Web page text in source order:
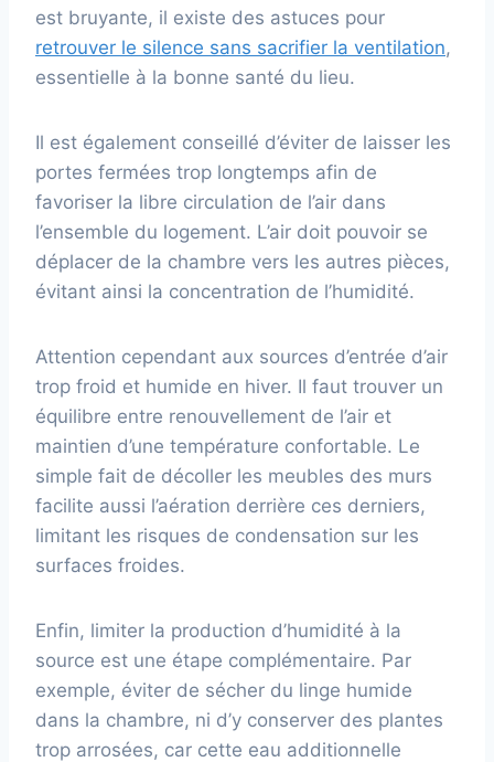
est bruyante, il existe des astuces pour
retrouver le silence sans sacrifier la ventilation,
essentielle à la bonne santé du lieu.
Il est également conseillé d’éviter de laisser les
portes fermées trop longtemps afin de
favoriser la libre circulation de l’air dans
l’ensemble du logement. L’air doit pouvoir se
déplacer de la chambre vers les autres pièces,
évitant ainsi la concentration de l’humidité.
Attention cependant aux sources d’entrée d’air
trop froid et humide en hiver. Il faut trouver un
équilibre entre renouvellement de l’air et
maintien d’une température confortable. Le
simple fait de décoller les meubles des murs
facilite aussi l’aération derrière ces derniers,
limitant les risques de condensation sur les
surfaces froides.
Enfin, limiter la production d’humidité à la
source est une étape complémentaire. Par
exemple, éviter de sécher du linge humide
dans la chambre, ni d’y conserver des plantes
trop arrosées, car cette eau additionnelle